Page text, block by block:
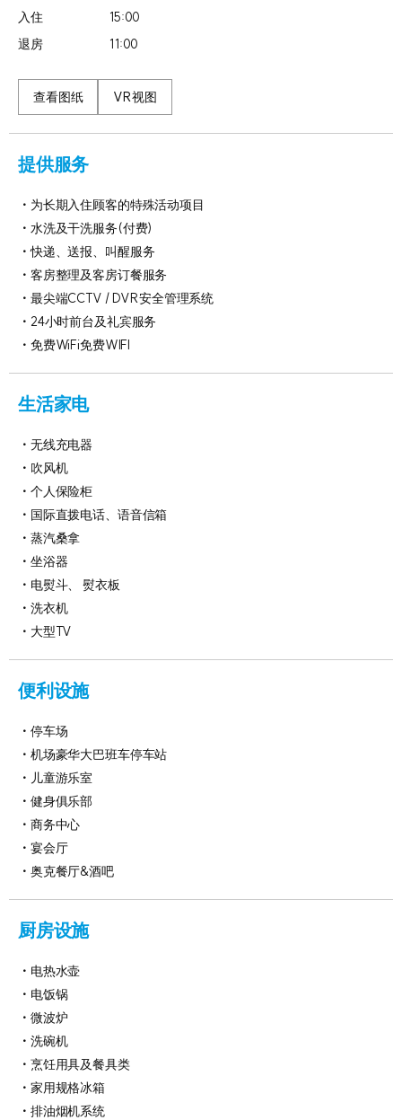
入住
15:00
退房
11:00
查看图纸 VR视图
提供服务
为长期入住顾客的特殊活动项目
水洗及干洗服务(付费)
快递、送报、叫醒服务
客房整理及客房订餐服务
最尖端CCTV / DVR安全管理系统
24小时前台及礼宾服务
免费WiFi免费WIFI
生活家电
无线充电器
吹风机
个人保险柜
国际直拨电话、语音信箱
蒸汽桑拿
坐浴器
电熨斗、 熨衣板
洗衣机
大型TV
便利设施
停车场
机场豪华大巴班车停车站
儿童游乐室
健身俱乐部
商务中心
宴会厅
奥克餐厅&酒吧
厨房设施
电热水壶
电饭锅
微波炉
洗碗机
烹饪用具及餐具类
家用规格冰箱
排油烟机系统